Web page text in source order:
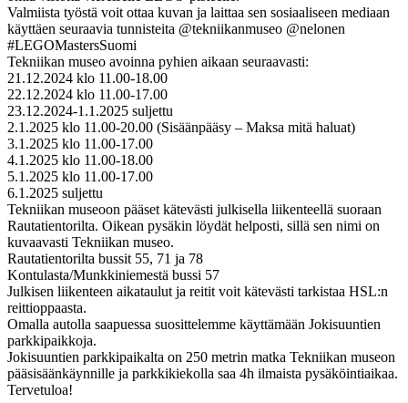
Valmiista työstä voit ottaa kuvan ja laittaa sen sosiaaliseen mediaan
käyttäen seuraavia tunnisteita @tekniikanmuseo @nelonen
#LEGOMastersSuomi
Tekniikan museo avoinna pyhien aikaan seuraavasti:
21.12.2024 klo 11.00-18.00
22.12.2024 klo 11.00-17.00
23.12.2024-1.1.2025 suljettu
2.1.2025 klo 11.00-20.00 (Sisäänpääsy – Maksa mitä haluat)
3.1.2025 klo 11.00-17.00
4.1.2025 klo 11.00-18.00
5.1.2025 klo 11.00-17.00
6.1.2025 suljettu
Tekniikan museoon pääset kätevästi julkisella liikenteellä suoraan
Rautatientorilta. Oikean pysäkin löydät helposti, sillä sen nimi on
kuvaavasti Tekniikan museo.
Rautatientorilta bussit 55, 71 ja 78
Kontulasta/Munkkiniemestä bussi 57
Julkisen liikenteen aikataulut ja reitit voit kätevästi tarkistaa HSL:n
reittioppaasta.
Omalla autolla saapuessa suosittelemme käyttämään Jokisuuntien
parkkipaikkoja.
Jokisuuntien parkkipaikalta on 250 metrin matka Tekniikan museon
pääsisäänkäynnille ja parkkikiekolla saa 4h ilmaista pysäköintiaikaa.
Tervetuloa!